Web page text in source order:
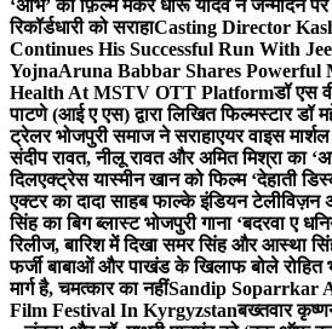
‘अभि’ को फ़िल्म मेकर धीरू यादव ने जन्मदिन पर
रिकॉर्डधारी को सराहाCasting Director
Continues His Successful Run With
YojnaAruna Babbar Shares Powerful
Health At MSTV OTT Platformडॉ एस
पाटणे (आई ए एस) द्वारा लिखित फिल्मस्टार डॉ
ट्रेलर भोजपुरी समाज ने सराहाएयर वाइस
संदीप रावत, नीलू रावत और अमित मिश्रा का
दिलएक्ट्रेस यास्मीन खान को फिल्म ‘देहाती
एक्टर का दादा साहब फाल्के इंडियन टेलीविज़न
सिंह का बिग ब्लास्ट भोजपुरी गाना ‘बदरवा ए
रिलीज, बारिश में दिखा समर सिंह और आस्था
फर्जी बाबाओं और पाखंड के खिलाफ बोले रोहित
मार्ग है, चमत्कार का नहींSandip Soparrkar
Film Festival In Kyrgyzstanबख्तवार